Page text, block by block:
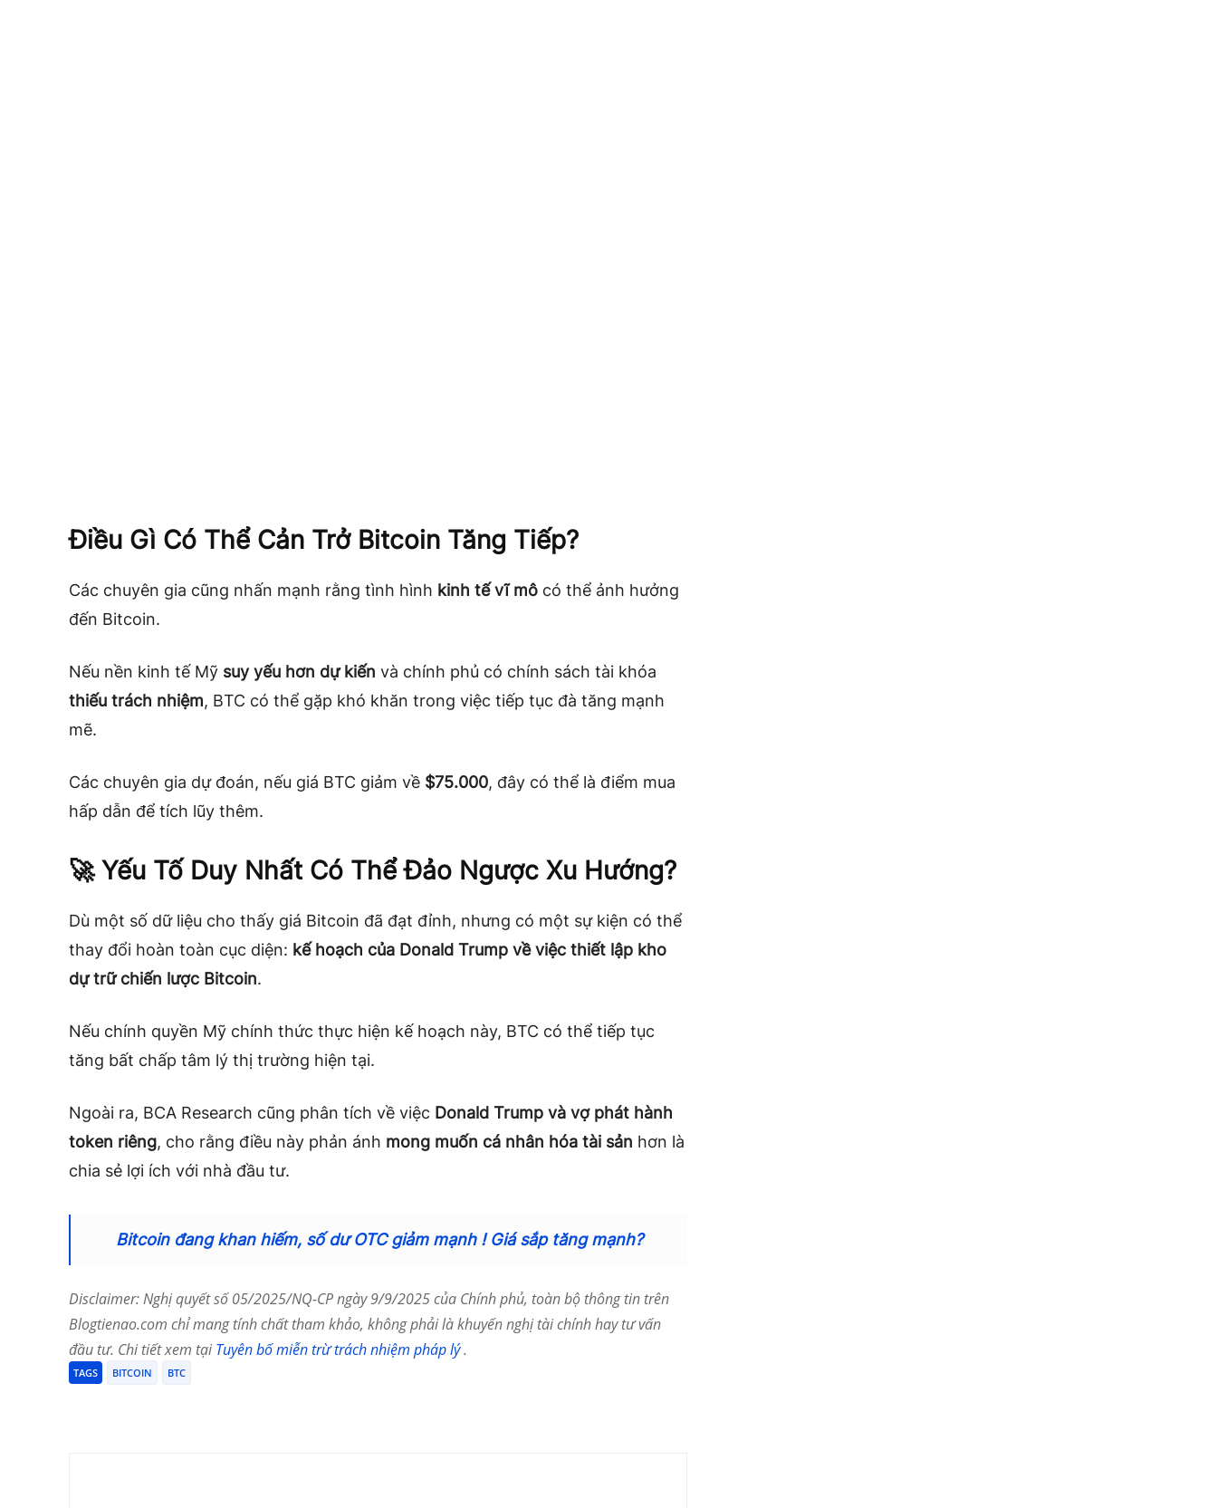
Điều Gì Có Thể Cản Trở Bitcoin Tăng Tiếp?
Các chuyên gia cũng nhấn mạnh rằng tình hình kinh tế vĩ mô có thể ảnh hưởng
đến Bitcoin.
Nếu nền kinh tế Mỹ suy yếu hơn dự kiến và chính phủ có chính sách tài khóa
thiếu trách nhiệm, BTC có thể gặp khó khăn trong việc tiếp tục đà tăng mạnh
mẽ.
Các chuyên gia dự đoán, nếu giá BTC giảm về $75.000, đây có thể là điểm mua
hấp dẫn để tích lũy thêm.
🚀 Yếu Tố Duy Nhất Có Thể Đảo Ngược Xu Hướng?
Dù một số dữ liệu cho thấy giá Bitcoin đã đạt đỉnh, nhưng có một sự kiện có thể
thay đổi hoàn toàn cục diện: kế hoạch của Donald Trump về việc thiết lập kho
dự trữ chiến lược Bitcoin.
Nếu chính quyền Mỹ chính thức thực hiện kế hoạch này, BTC có thể tiếp tục
tăng bất chấp tâm lý thị trường hiện tại.
Ngoài ra, BCA Research cũng phân tích về việc Donald Trump và vợ phát hành
token riêng, cho rằng điều này phản ánh mong muốn cá nhân hóa tài sản hơn là
chia sẻ lợi ích với nhà đầu tư.
Bitcoin đang khan hiếm, số dư OTC giảm mạnh ! Giá sắp tăng mạnh?
Disclaimer: Nghị quyết số 05/2025/NQ-CP ngày 9/9/2025 của Chính phủ, toàn bộ thông tin trên
Blogtienao.com chỉ mang tính chất tham khảo, không phải là khuyến nghị tài chính hay tư vấn
đầu tư. Chi tiết xem tạiTuyên bố miễn trừ trách nhiệm pháp lý.
TAGS BITCOIN BTC